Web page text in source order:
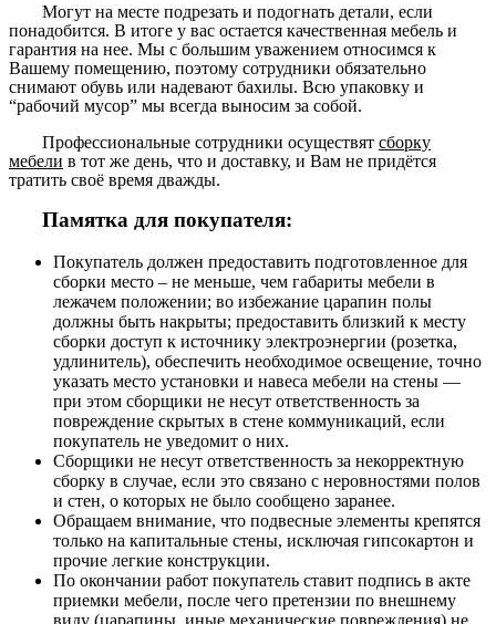
Могут на месте подрезать и подогнать детали, если
понадобится. В итоге у вас остается качественная мебель и
гарантия на нее. Мы с большим уважением относимся к
Вашему помещению, поэтому сотрудники обязательно
снимают обувь или надевают бахилы. Всю упаковку и
“рабочий мусор” мы всегда выносим за собой.
Профессиональные сотрудники осуществят сборку
мебели в тот же день, что и доставку, и Вам не придётся
тратить своё время дважды.
Памятка для покупателя:
Покупатель должен предоставить подготовленное для
сборки место – не меньше, чем габариты мебели в
лежачем положении; во избежание царапин полы
должны быть накрыты; предоставить близкий к месту
сборки доступ к источнику электроэнергии (розетка,
удлинитель), обеспечить необходимое освещение, точно
указать место установки и навеса мебели на стены —
при этом сборщики не несут ответственность за
повреждение скрытых в стене коммуникаций, если
покупатель не уведомит о них.
Сборщики не несут ответственность за некорректную
сборку в случае, если это связано с неровностями полов
и стен, о которых не было сообщено заранее.
Обращаем внимание, что подвесные элементы крепятся
только на капитальные стены, исключая гипсокартон и
прочие легкие конструкции.
По окончании работ покупатель ставит подпись в акте
приемки мебели, после чего претензии по внешнему
виду (царапины, иные механические повреждения) не